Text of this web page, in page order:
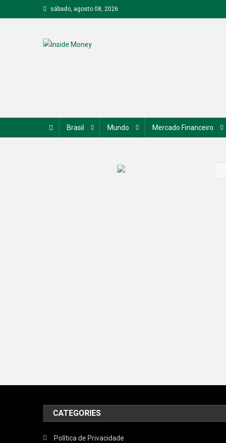
to
sábado, agosto 08, 2026
Brasil Mundo Mercado Financeiro
CATEGORIES
Política de Privacidade